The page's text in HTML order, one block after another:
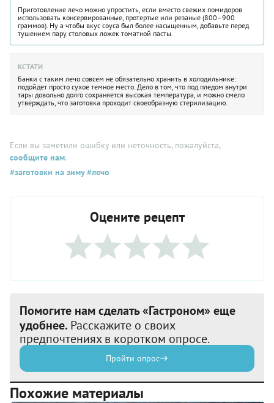
Приготовление лечо можно упростить, если вместо свежих помидоров
использовать консервированные, протертые или резаные (800–900
граммов). Ну а чтобы вкус соуса был более насыщенным, добавьте перед
тушением пару столовых ложек томатной пасты.
КСТАТИ
Банки с таким лечо совсем не обязательно хранить в холодильнике:
подойдет просто сухое темное место. Дело в том, что под пледом внутри
тары довольно долго сохраняется высокая температура, и можно смело
утверждать, что заготовка проходит своеобразную стерилизацию.
Если вы заметили ошибку или неточность, пожалуйста,
сообщите нам.
#заготовки на зиму#лечо
Оцените рецепт
Помогите нам сделать «Гастроном» еще
удобнее. Расскажите о своих
предпочтениях в коротком опросе.
Пройти опрос
Похожие материалы